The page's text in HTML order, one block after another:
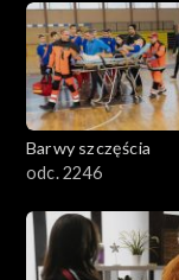
Barwy szczęścia
odc. 2246